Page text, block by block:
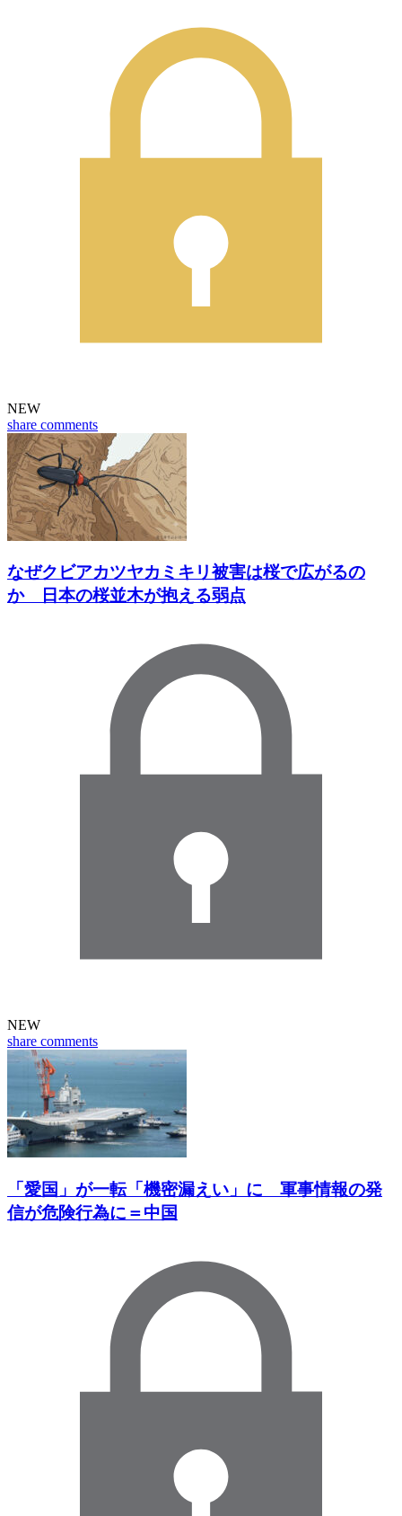
NEW
share comments
なぜクビアカツヤカミキリ被害は桜で広がるの
か 日本の桜並木が抱える弱点
NEW
share comments
「愛国」が一転「機密漏えい」に 軍事情報の発
信が危険行為に＝中国